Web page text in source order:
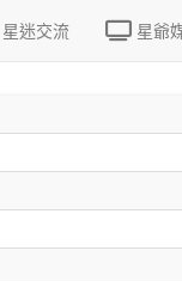
星迷交流 星爺